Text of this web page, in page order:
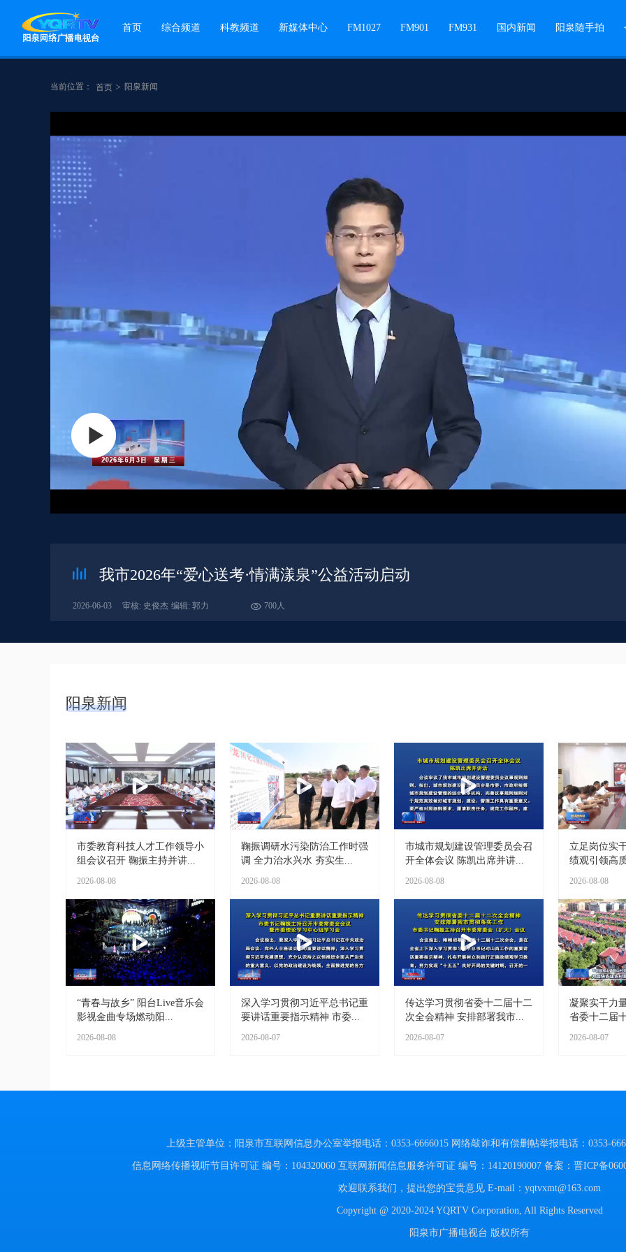
首页 综合频道 科教频道 新媒体中心 FM1027 FM901 FM931 国内新闻 阳泉随手拍
当前位置： 首页 > 阳泉新闻
我市2026年“爱心送考·情满漾泉”公益活动启动
2026-06-03 审核: 史俊杰 编辑: 郭力 700人
阳泉新闻
市委教育科技人才工作领导小
组会议召开 鞠振主持并讲...
2026-08-08
鞠振调研水污染防治工作时强
调 全力治水兴水 夯实生...
2026-08-08
市城市规划建设管理委员会召
开全体会议 陈凯出席并讲...
2026-08-08
立足岗位实
绩观引领高
2026-08-08
“青春与故乡” 阳台Live音乐会
影视金曲专场燃动阳...
2026-08-08
深入学习贯彻习近平总书记重
要讲话重要指示精神 市委...
2026-08-07
传达学习贯彻省委十二届十二
次全会精神 安排部署我市...
2026-08-07
凝聚实干力
省委十二届
2026-08-07
上级主管单位：阳泉市互联网信息办公室举报电话：0353-6666015 网络敲诈和有偿删帖举报电话：0353-
信息网络传播视听节目许可证 编号：104320060 互联网新闻信息服务许可证 编号：14120190007 备案：晋ICP备
欢迎联系我们，提出您的宝贵意见 E-mail：yqtvxmt@163.com
Copyright @ 2020-2024 YQRTV Corporation, All Rights Reserved
阳泉市广播电视台 版权所有